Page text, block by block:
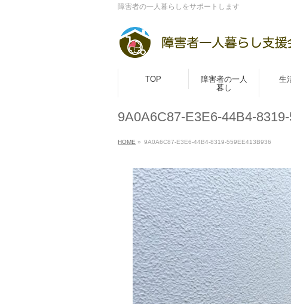
障害者の一人暮らしをサポートします
TOP
障害者の一人
暮し
生
9A0A6C87-E3E6-44B4-
HOME » 9A0A6C87-E3E6-44B4-8319-559EE413B936